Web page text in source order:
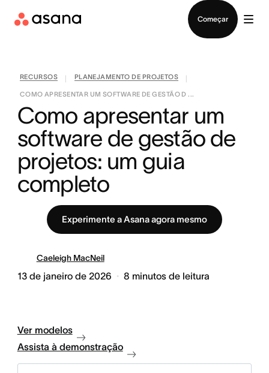
Começar
RECURSOS PLANEJAMENTO DE PROJETOS
COMO APRESENTAR UM SOFTWARE DE GESTÃO D ...
Como apresentar um
software de gestão de
projetos: um guia
completo
Experimente a Asana agora mesmo
Caeleigh MacNeil
13 de janeiro de 2026 8 minutos de leitura
Ver modelos
Assista à demonstração